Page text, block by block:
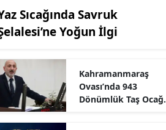
Sıcağında Savruk
Yoğun İlgi
Kahramanmaraş
Ovası’nda 943
Dönümlük Taş Ocağı